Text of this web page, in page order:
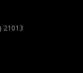
21013